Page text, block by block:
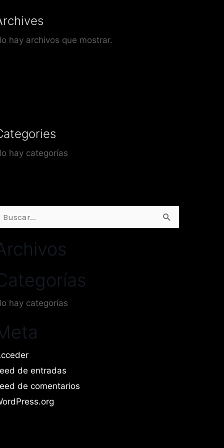
hay archivos que mostrar.
hay categorías
Buscar
hay categorías
de entradas
de comentarios